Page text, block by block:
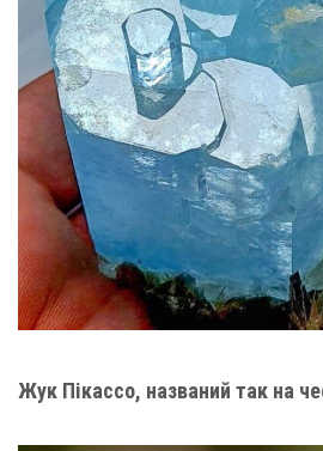
Жук Пікассо, названий так на